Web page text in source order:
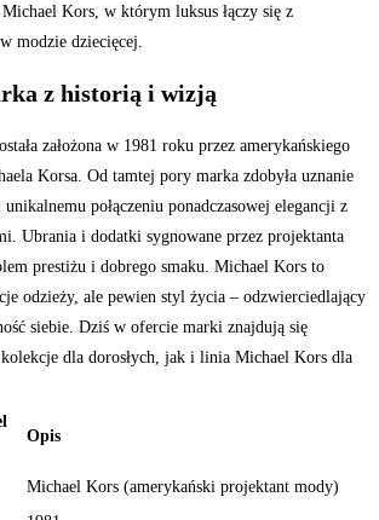
Kors, w którym luksus łączy się z
modzie dziecięcej.
z historią i wizją
założona w 1981 roku przez amerykańskiego
Korsa. Od tamtej pory marka zdobyła uznanie
połączeniu ponadczasowej elegancji z
Ubrania i dodatki sygnowane przez projektanta
prestiżu i dobrego smaku. Michael Kors to
odzieży, ale pewien styl życia – odzwierciedlający
siebie. Dziś w ofercie marki znajdują się
dla dorosłych, jak i linia Michael Kors dla
Opis
Michael Kors (amerykański projektant mody)